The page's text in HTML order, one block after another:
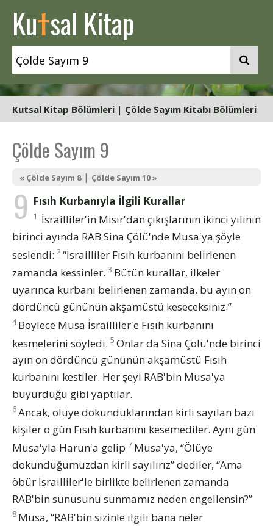
Kutsal Kitap
Kutsal Kitap Bölümleri | Çölde Sayım Kitabı Bölümleri
Çölde Sayım 9
« Çölde Sayım 8| Çölde Sayım 10 »
9 Fısıh Kurbanıyla İlgili Kurallar
1 İsrailliler'in Mısır'dan çıkışlarının ikinci yılının
birinci ayında RAB Sina Çölü'nde Musa'ya şöyle
seslendi: 2“İsrailliler Fısıh kurbanını belirlenen
zamanda kessinler. 3 Bütün kurallar, ilkeler
uyarınca kurbanı belirlenen zamanda, bu ayın on
dördüncü gününün akşamüstü keseceksiniz.”
4 Böylece Musa İsrailliler'e Fısıh kurbanını
kesmelerini söyledi. 5 Onlar da Sina Çölü'nde birinci
ayın on dördüncü gününün akşamüstü Fısıh
kurbanını kestiler. Her şeyi RAB'bin Musa'ya
buyurduğu gibi yaptılar.
6Ancak, ölüye dokunduklarından kirli sayılan bazı
kişiler o gün Fısıh kurbanını kesemediler. Aynı gün
Musa'yla Harun'a gelip 7 Musa'ya, “Ölüye
dokunduğumuzdan kirli sayılırız” dediler, “Ama
öbür İsrailliler'le birlikte belirlenen zamanda
RAB'bin sunusunu sunmamız neden engellensin?”
8 Musa, “RAB'bin sizinle ilgili bana neler